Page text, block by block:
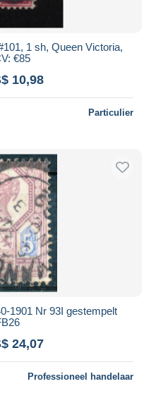
1 sh, Queen Victoria,
€85
10,98
Particulier
1901 Nr 93I gestempelt
24,07
Professioneel handelaar